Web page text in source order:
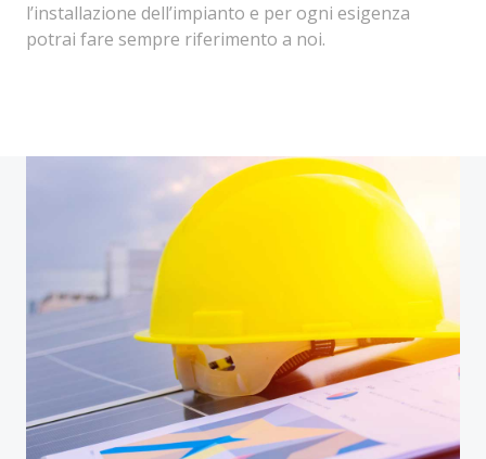
l’installazione dell’impianto e per ogni esigenza
potrai fare sempre riferimento a noi.